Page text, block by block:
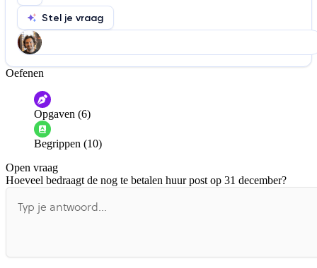
Stel je vraag
Help ons de video te verbeteren
De audio is slecht
Informatie is onjuist
De docent is te langdradig
De uitleg gaat te langzaam
Oefenen
Opgaven (6)
Begrippen (10)
Open vraag
Hoeveel bedraagt de nog te betalen huur post op 31 december?